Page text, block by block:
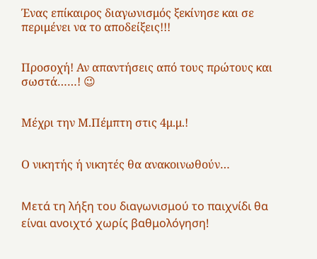
Ένας επίκαιρος διαγωνισμός ξεκίνησε και σε
περιμένει να το αποδείξεις!!!
Προσοχή! Αν απαντήσεις από τους πρώτους και
σωστά……! 😉
Μέχρι την Μ.Πέμπτη στις 4μ.μ.!
Ο νικητής ή νικητές θα ανακοινωθούν…
Μετά τη λήξη του διαγωνισμού το παιχνίδι θα
είναι ανοιχτό χωρίς βαθμολόγηση!